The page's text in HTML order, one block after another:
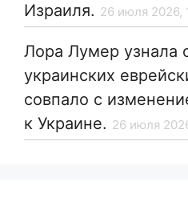
Израиля. 26 июля 2026,
Лора Лумер узнала
украинских
совпало с
к Украине. 26 июля